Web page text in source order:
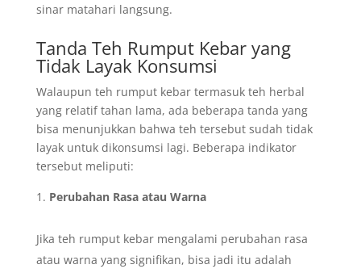
sinar matahari langsung.
Tanda Teh Rumput Kebar yang
Tidak Layak Konsumsi
Walaupun teh rumput kebar termasuk teh herbal
yang relatif tahan lama, ada beberapa tanda yang
bisa menunjukkan bahwa teh tersebut sudah tidak
layak untuk dikonsumsi lagi. Beberapa indikator
tersebut meliputi:
Perubahan Rasa atau Warna
Jika teh rumput kebar mengalami perubahan rasa
atau warna yang signifikan, bisa jadi itu adalah